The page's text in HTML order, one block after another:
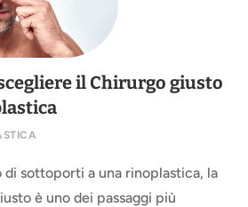
il Chirurgo giusto
di sottoporti a una rinoplastica, la
è uno dei passaggi più